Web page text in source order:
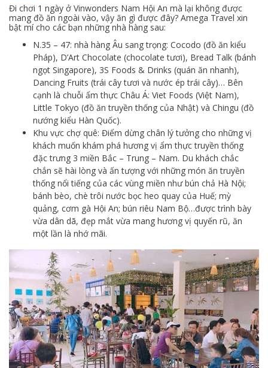
Đi chơi 1 ngày ở Vinwonders Nam Hội An mà lại không được
mang đồ ăn ngoài vào, vậy ăn gì được đây? Amega Travel xin
bật mí cho các bạn những nhà hàng sau:
N.35 – 47: nhà hàng Âu sang trọng: Cocodo (đồ ăn kiểu
Pháp), D’Art Chocolate (chocolate tươi), Bread Talk (bánh
ngọt Singapore), 3S Foods & Drinks (quán ăn nhanh),
Dancing Fruits (trái cây tươi và nước ép trái cây)… Bên
cạnh là chuỗi ẩm thực Châu Á: Viet Foods (Việt Nam),
Little Tokyo (đồ ăn truyền thống của Nhật) và Chingu (đồ
nướng kiểu Hàn Quốc).
Khu vực chợ quê: Điểm dừng chân lý tưởng cho những vị
khách muốn khám phá hương vị ẩm thực truyền thống
đặc trưng 3 miền Bắc – Trung – Nam. Du khách chắc
chắn sẽ hài lòng và ấn tượng với những món ăn truyền
thống nổi tiếng của các vùng miền như bún chả Hà Nội;
bánh bèo, chè trôi nước bọc heo quay của Huế; mỳ
quảng, cơm gà Hội An; bún riêu Nam Bộ…được trình bày
vừa dân dã, đẹp mắt vừa mang hương vị quyến rũ, ăn
một lần là nhớ mãi.